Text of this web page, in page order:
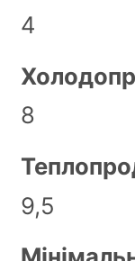
4
8
9,5